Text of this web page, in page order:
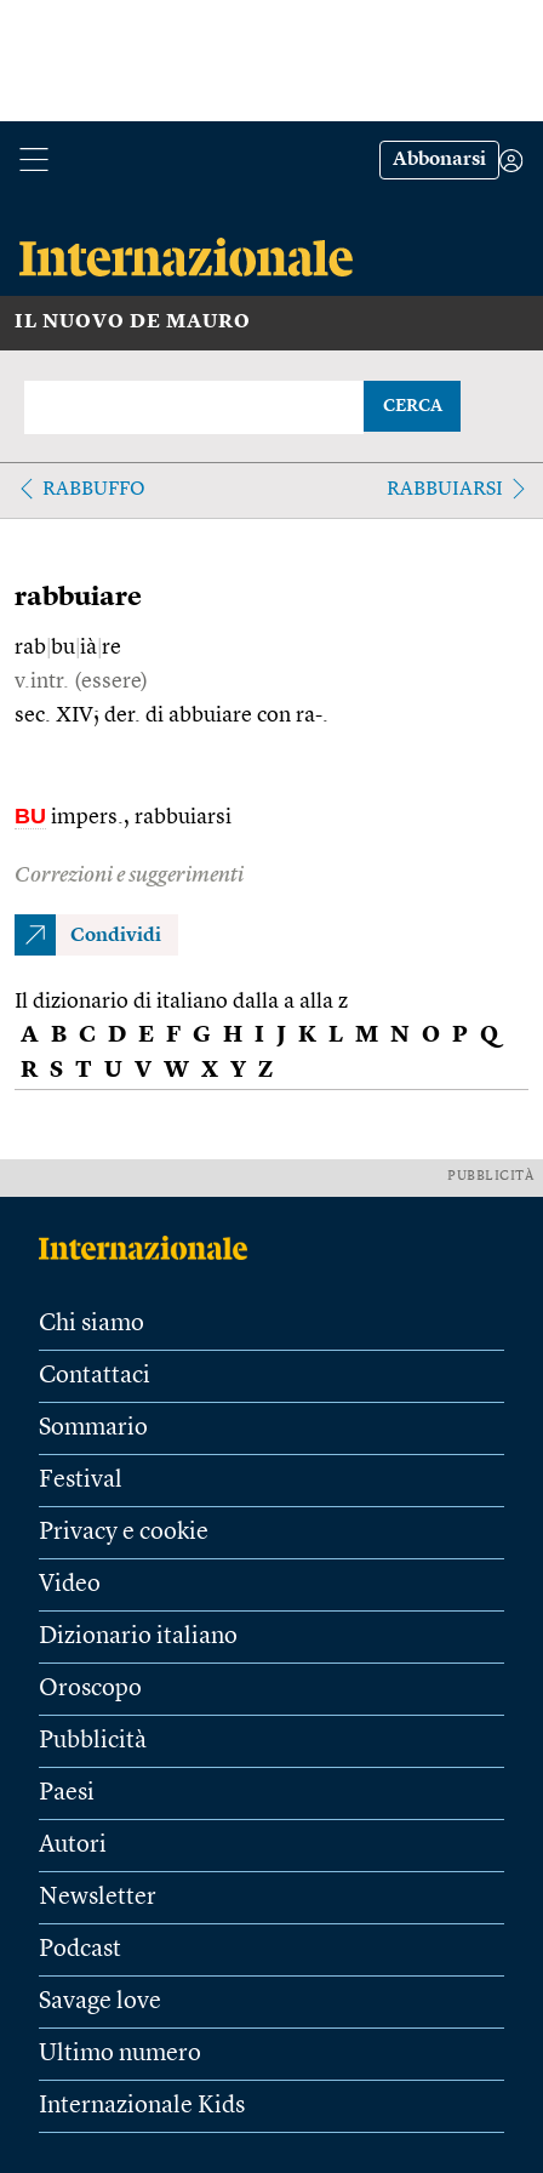
Abbonarsi
IL NUOVO DE MAURO
CERCA
RABBUFFO RABBUIARSI
rabbuiare
rab bu ià re
v.intr. (essere)
sec. XIV; der. di abbuiare con ra-.
BU impers., rabbuiarsi
Correzioni e suggerimenti
Condividi
Il dizionario di italiano dalla a alla z
A B C D E F G H I J K L M N O P Q
R S T U V W X Y Z
PUBBLICITÀ
Chi siamo
Contattaci
Sommario
Festival
Privacy e cookie
Video
Dizionario italiano
Oroscopo
Pubblicità
Paesi
Autori
Newsletter
Podcast
Savage love
Ultimo numero
Internazionale Kids